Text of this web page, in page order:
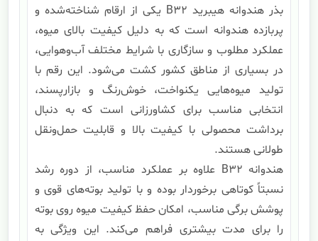
بذر هندوانه هیبرید B32 یکی از ارقام شناخته‌شده و
پربازده هندوانه است که به دلیل کیفیت بالای میوه،
عملکرد مطلوب و سازگاری با شرایط مختلف آب‌وهوایی،
در بسیاری از مناطق کشور کشت می‌شود. این رقم با
تولید میوه‌هایی یکنواخت، خوش‌رنگ و بازارپسند،
انتخابی مناسب برای کشاورزانی است که به دنبال
برداشت محصولی با کیفیت بالا و قابلیت حمل‌ونقل
طولانی هستند.
هندوانه B32 علاوه بر عملکرد مناسب، از دوره رشد
نسبتاً کوتاهی برخوردار بوده و با تولید بوته‌های قوی و
پوشش برگی مناسب، امکان حفظ کیفیت میوه روی بوته
را برای مدت بیشتری فراهم می‌کند. این ویژگی به